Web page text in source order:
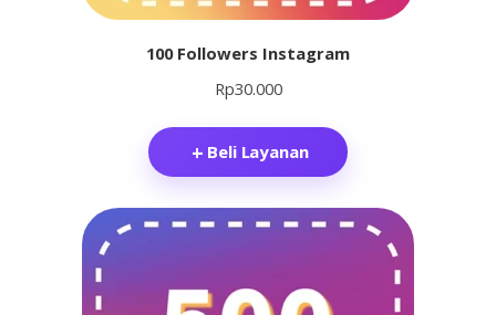
100 Followers Instagram
Rp30.000
Beli Layanan